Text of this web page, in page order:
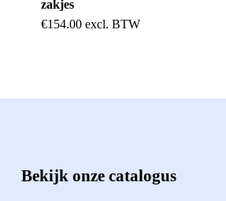
zakjes
€154.00 excl. BTW
Dit
meerdere
optie
Bekijk onze catalogus